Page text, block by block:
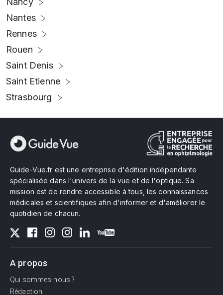
Nantes
Rennes
Rouen
Saint Denis
Saint Etienne
Strasbourg
Guide-Vue.fr est une entreprise d'édition indépendante
spécialisée dans l'univers de la vue et de l'optique. Sa
mission est de rendre accessible à tous, les connaissances
médicales et scientifiques afin d'informer et d'améliorer le
quotidien de chacun.
A propos
Qui sommes-nous ?
Rédaction